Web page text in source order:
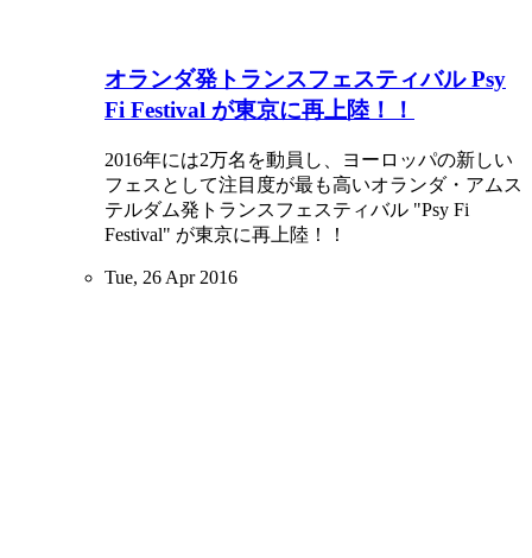
オランダ発トランスフェスティバル Psy
Fi Festival が東京に再上陸！！
2016年には2万名を動員し、ヨーロッパの新しい
フェスとして注目度が最も高いオランダ・アムス
テルダム発トランスフェスティバル "Psy Fi
Festival" が東京に再上陸！！
Tue, 26 Apr 2016